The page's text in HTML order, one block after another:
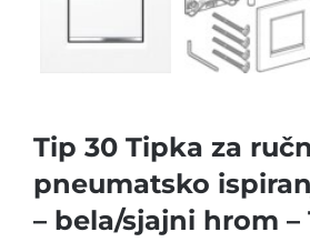
Tip 30 Tipka za
pneumatsko
– bela/sjajni hrom –